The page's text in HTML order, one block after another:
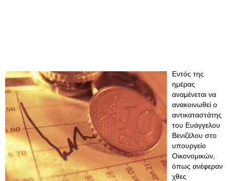
Εντός της
ημέρας
αναμένεται να
ανακοινωθεί ο
αντικαταστάτης
του Ευάγγελου
Βενιζέλου στο
υπουργείο
Οικονομικών,
όπως ανέφεραν
χθες